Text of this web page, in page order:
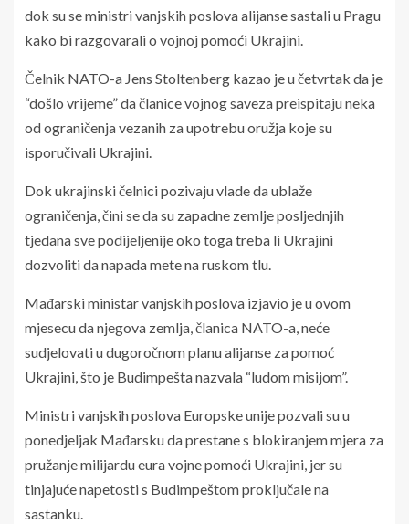
dok su se ministri vanjskih poslova alijanse sastali u Pragu
kako bi razgovarali o vojnoj pomoći Ukrajini.
Čelnik NATO-a Jens Stoltenberg kazao je u četvrtak da je
“došlo vrijeme” da članice vojnog saveza preispitaju neka
od ograničenja vezanih za upotrebu oružja koje su
isporučivali Ukrajini.
Dok ukrajinski čelnici pozivaju vlade da ublaže
ograničenja, čini se da su zapadne zemlje posljednjih
tjedana sve podijeljenije oko toga treba li Ukrajini
dozvoliti da napada mete na ruskom tlu.
Mađarski ministar vanjskih poslova izjavio je u ovom
mjesecu da njegova zemlja, članica NATO-a, neće
sudjelovati u dugoročnom planu alijanse za pomoć
Ukrajini, što je Budimpešta nazvala “ludom misijom”.
Ministri vanjskih poslova Europske unije pozvali su u
ponedjeljak Mađarsku da prestane s blokiranjem mjera za
pružanje milijardu eura vojne pomoći Ukrajini, jer su
tinjajuće napetosti s Budimpeštom proključale na
sastanku.